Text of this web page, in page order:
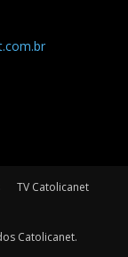
TV Catolicanet
Catolicanet.